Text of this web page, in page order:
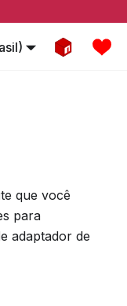
que você
para
adaptador de